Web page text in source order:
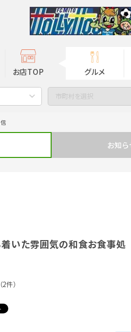
お店TOP グルメ
市町村を選択
お知ら
いた雰囲気の和食お食事処
（2件）